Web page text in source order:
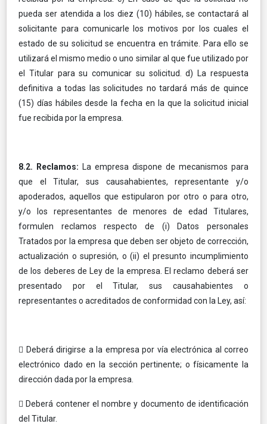
pueda ser atendida a los diez (10) hábiles, se contactará al
solicitante para comunicarle los motivos por los cuales el
estado de su solicitud se encuentra en trámite. Para ello se
utilizará el mismo medio o uno similar al que fue utilizado por
el Titular para su comunicar su solicitud. d) La respuesta
definitiva a todas las solicitudes no tardará más de quince
(15) días hábiles desde la fecha en la que la solicitud inicial
fue recibida por la empresa.
8.2. Reclamos: La empresa dispone de mecanismos para
que el Titular, sus causahabientes, representante y/o
apoderados, aquellos que estipularon por otro o para otro,
y/o los representantes de menores de edad Titulares,
formulen reclamos respecto de (i) Datos personales
Tratados por la empresa que deben ser objeto de corrección,
actualización o supresión, o (ii) el presunto incumplimiento
de los deberes de Ley de la empresa. El reclamo deberá ser
presentado por el Titular, sus causahabientes o
representantes o acreditados de conformidad con la Ley, así:
 Deberá dirigirse a la empresa por vía electrónica al correo
electrónico dado en la sección pertinente; o físicamente la
dirección dada por la empresa.
 Deberá contener el nombre y documento de identificación
del Titular.